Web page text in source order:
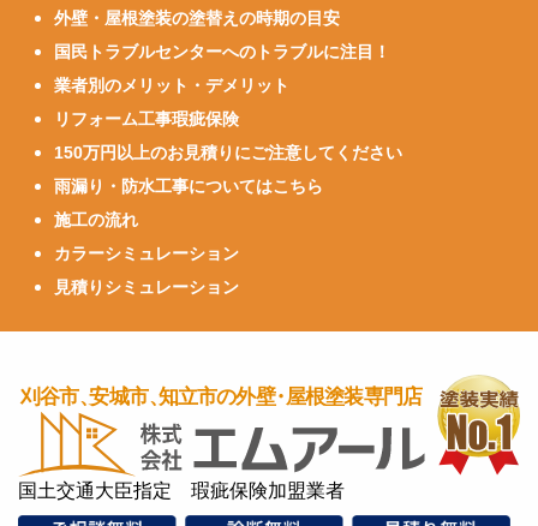
外壁・屋根塗装の塗替えの時期の目安
国民トラブルセンターへのトラブルに注目！
業者別のメリット・デメリット
リフォーム工事瑕疵保険
150万円以上のお見積りにご注意してください
雨漏り・防水工事についてはこちら
施工の流れ
カラーシミュレーション
見積りシミュレーション
国土交通大臣指定 瑕疵保険加盟業者